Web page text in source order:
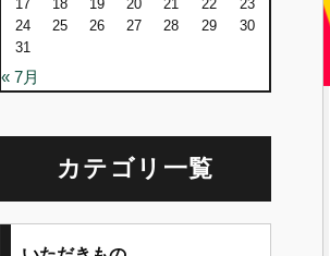
17
18 19 20 21 22
23
24
25 26 27 28 29
30
31
« 7月
カテゴリ一覧